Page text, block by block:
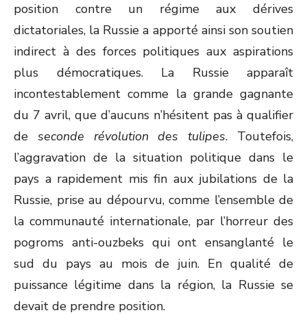
position contre un régime aux dérives
dictatoriales, la Russie a apporté ainsi son soutien
indirect à des forces politiques aux aspirations
plus démocratiques. La Russie apparaît
incontestablement comme la grande gagnante
du 7 avril, que d’aucuns n’hésitent pas à qualifier
de seconde révolution des tulipes. Toutefois,
l’aggravation de la situation politique dans le
pays a rapidement mis fin aux jubilations de la
Russie, prise au dépourvu, comme l’ensemble de
la communauté internationale, par l’horreur des
pogroms anti-ouzbeks qui ont ensanglanté le
sud du pays au mois de juin. En qualité de
puissance légitime dans la région, la Russie se
devait de prendre position.